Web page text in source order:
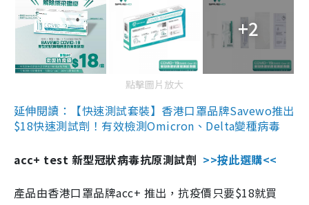
+2
點擊圖片放大
延伸閱讀：【快速測試套裝】香港口罩品牌Savewo推出
$18快速測試劑！有效檢測Omicron、Delta變種病毒
acc+ test 新型冠狀病毒抗原測試劑 >>按此選購<<
產品由香港口罩品牌acc+ 推出，抗疫價只要$18就買